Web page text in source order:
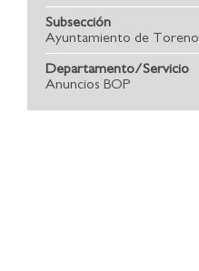
Subsección
Ayuntamiento de Toreno
Departamento/Servicio
Anuncios BOP